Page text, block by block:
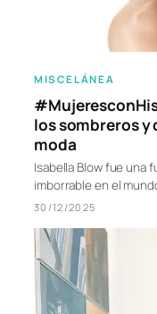
MISCELÁNEA
los sombreros y
moda
Isabella Blow fue una
imborrable en el
30/12/2025